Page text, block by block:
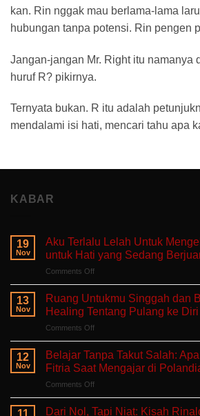
kan. Rin nggak mau berlama-lama
hubungan tanpa potensi. Rin pengen
Jangan-jangan Mr. Right itu namanya
huruf R? pikirnya.
Ternyata bukan. R itu adalah
mendalami isi hati, mencari tahu apa
KABAR
19
Nov
Aku Terlalu Lelah Untuk
untuk Hati yang Sedang
Comments Offon
Terlalu
Untuk
Mengeluh:
Ruang
Aman
untuk
Sedang
Berjuang
13
Nov
Ruang Untukmu Singgah dan
Healing Tentang Pulang ke
Comments Offon
Untukmu
Singgah
dan
Bercerita:
Buku
Self-
12
Nov
Belajar Tanpa Takut Salah:
Fitria Saat Mengajar di
Comments Offon
Tanpa
11
Dari Nol, Tapi Niat: Kisah